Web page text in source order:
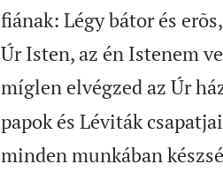
fiának: Légy bátor és
Úr Isten, az én Istenem
míglen elvégzed az Úr
papok és Léviták
minden munkában